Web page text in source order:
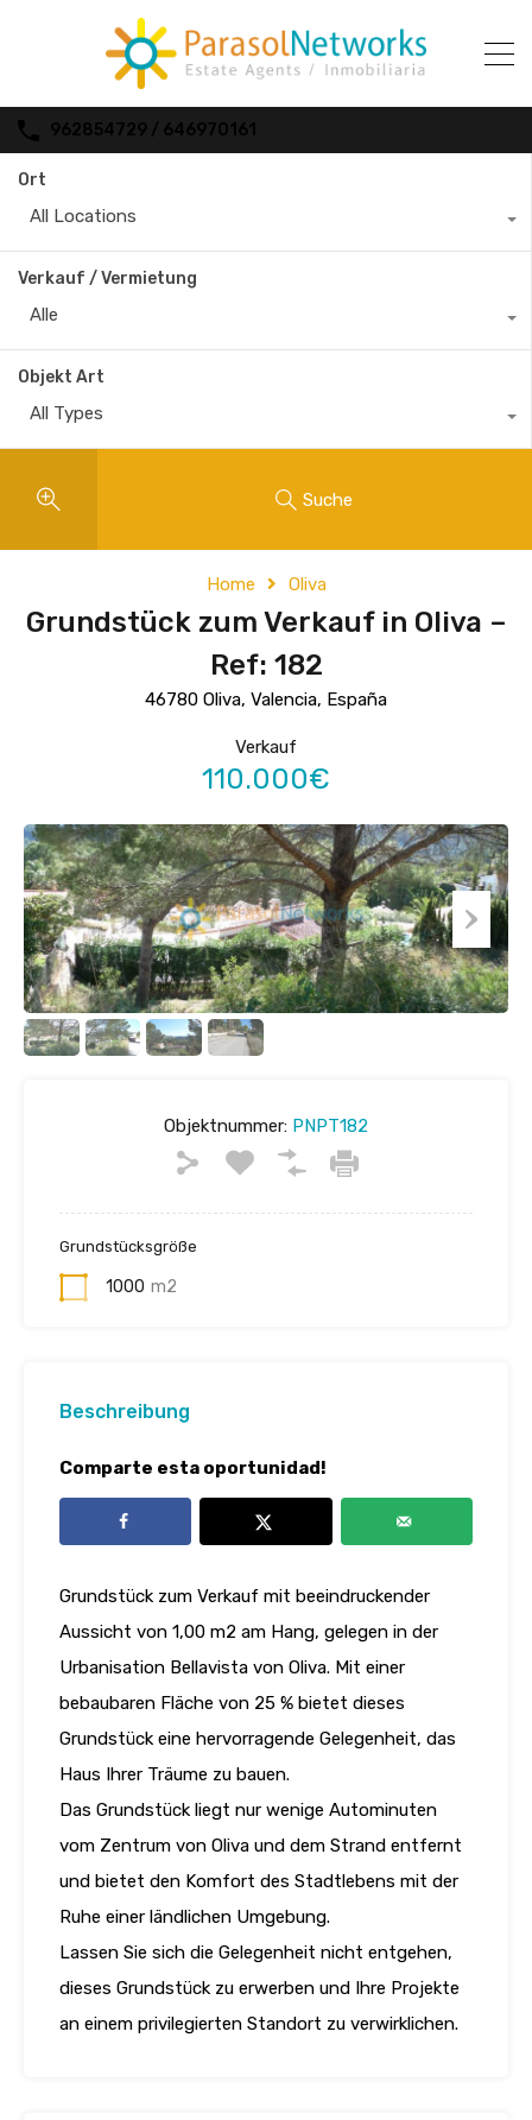
962854729 / 646970161
Ort
All Locations
Verkauf / Vermietung
Alle
Objekt Art
All Types
Suche
Home Oliva
Grundstück zum Verkauf in Oliva –
Ref: 182
46780 Oliva, Valencia, España
Verkauf
110.000€
Objektnummer: PNPT182
Grundstücksgröße
1000 m2
Beschreibung
Comparte esta oportunidad!
Grundstück zum Verkauf mit beeindruckender
Aussicht von 1,00 m2 am Hang, gelegen in der
Urbanisation Bellavista von Oliva. Mit einer
bebaubaren Fläche von 25 % bietet dieses
Grundstück eine hervorragende Gelegenheit, das
Haus Ihrer Träume zu bauen.
Das Grundstück liegt nur wenige Autominuten
vom Zentrum von Oliva und dem Strand entfernt
und bietet den Komfort des Stadtlebens mit der
Ruhe einer ländlichen Umgebung.
Lassen Sie sich die Gelegenheit nicht entgehen,
dieses Grundstück zu erwerben und Ihre Projekte
an einem privilegierten Standort zu verwirklichen.